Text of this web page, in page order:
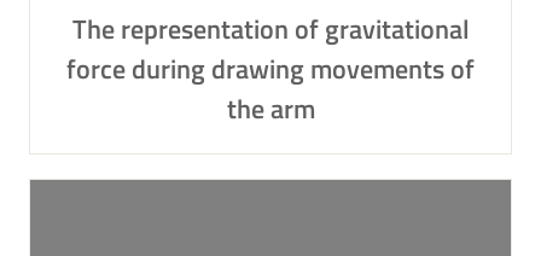
The representation of gravitational
force during drawing movements of
the arm